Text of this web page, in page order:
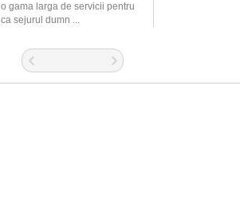
o gama larga de servicii pentru
ca sejurul dumn ...